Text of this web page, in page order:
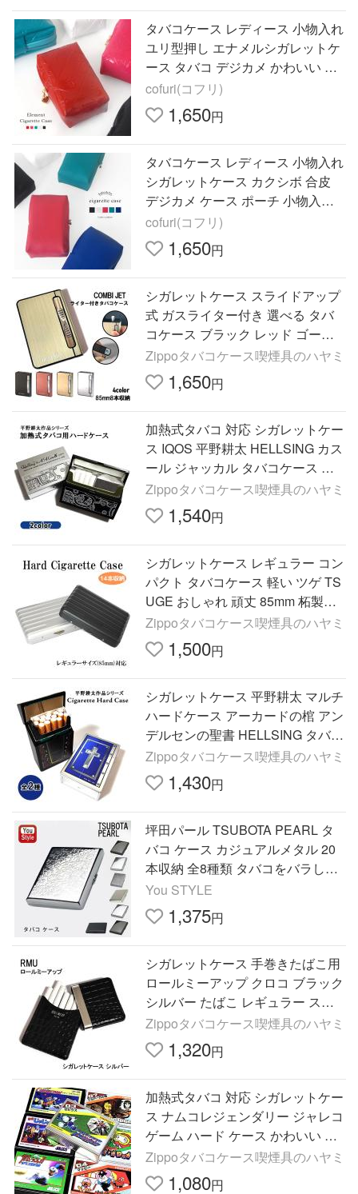
タバコケース レディース 小物入れ
ユリ型押し エナメルシガレットケ
ース タバコ デジカメ かわいい 可
愛い シンプル ギフト プレゼント
cofuri(コフリ)
1,650円
タバコケース レディース 小物入れ
シガレットケース カクシボ 合皮
デジカメ ケース ポーチ 小物入れ
可愛い かわいい シンプル ギフト
プレゼント
cofuri(コフリ)
1,650円
シガレットケース スライドアップ
式 ガスライター付き 選べる タバ
コケース ブラック レッド ゴール
ド シルバー ハード ケース 喫煙具
たばこ レディース ギフト
Zippoタバコケース喫煙具のハヤミ
1,650円
加熱式タバコ 対応 シガレットケー
ス IQOS 平野耕太 HELLSING カス
ール ジャッカル タバコケース ア
イコス プッシュオープンタイプ ヒ
ートスティック対応
Zippoタバコケース喫煙具のハヤミ
1,540円
シガレットケース レギュラー コン
パクト タバコケース 軽い ツゲ TS
UGE おしゃれ 頑丈 85mm 柘製作
所 ブラック たばこケース 14本収
納 メンズ 潰れない
Zippoタバコケース喫煙具のハヤミ
1,500円
シガレットケース 平野耕太 マルチ
ハードケース アーカードの棺 アン
デルセンの聖書 HELLSING タバコ
ケース 85mm プッシュオープンタ
イプ 十字架 ヘルシング
Zippoタバコケース喫煙具のハヤミ
1,430円
坪田パール TSUBOTA PEARL タ
バコ ケース カジュアルメタル 20
本収納 全8種類 タバコをバラして
収納するタイプのタバコ シガレッ
トケース 喫煙具
You STYLE
1,375円
シガレットケース 手巻きたばこ用
ロールミーアップ クロコ ブラック
シルバー たばこ レギュラー スリ
ムサイズ対応 たばこケース
Zippoタバコケース喫煙具のハヤミ
1,320円
加熱式タバコ 対応 シガレットケー
ス ナムコレジェンダリー ジャレコ
ゲーム ハード ケース かわいい ア
イコス 7種類 ヒートスティック対
応 タバコケース
Zippoタバコケース喫煙具のハヤミ
1,080円